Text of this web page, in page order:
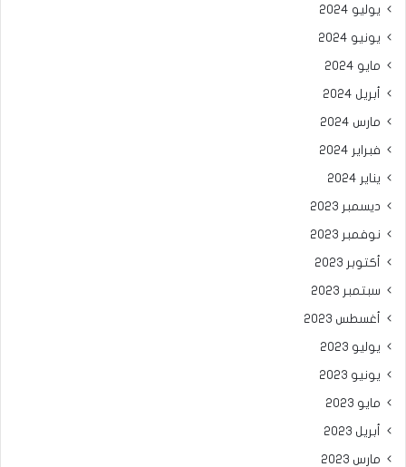
يوليو 2024
يونيو 2024
مايو 2024
أبريل 2024
مارس 2024
فبراير 2024
يناير 2024
ديسمبر 2023
نوفمبر 2023
أكتوبر 2023
سبتمبر 2023
أغسطس 2023
يوليو 2023
يونيو 2023
مايو 2023
أبريل 2023
مارس 2023